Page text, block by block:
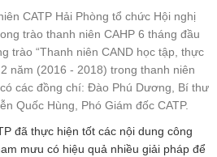
CATP Hải Phòng tổ chức Hội nghị
trào thanh niên CAHP 6 tháng đầu
trào “Thanh niên CAND học tập, thực
năm (2016 - 2018) trong thanh niên
các đồng chí: Đào Phú Dương, Bí thư
Quốc Hùng, Phó Giám đốc CATP.
đã thực hiện tốt các nội dung công
mưu có hiệu quả nhiều giải pháp để